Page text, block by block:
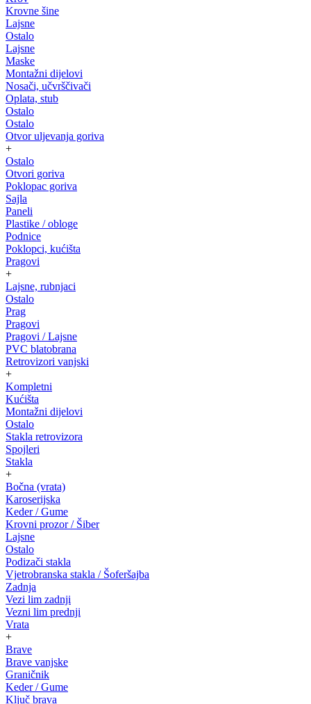
Krovne šine
Lajsne
Ostalo
Lajsne
Maske
Montažni dijelovi
Nosači, učvrščivači
Oplata, stub
Ostalo
Ostalo
Otvor uljevanja goriva
+
Ostalo
Otvori goriva
Poklopac goriva
Sajla
Paneli
Plastike / obloge
Podnice
Poklopci, kućišta
Pragovi
+
Lajsne, rubnjaci
Ostalo
Prag
Pragovi
Pragovi / Lajsne
PVC blatobrana
Retrovizori vanjski
+
Kompletni
Kućišta
Montažni dijelovi
Ostalo
Stakla retrovizora
Spojleri
Stakla
+
Bočna (vrata)
Karoserijska
Keder / Gume
Krovni prozor / Šiber
Lajsne
Ostalo
Podizači stakla
Vjetrobranska stakla / Šoferšajba
Zadnja
Vezi lim zadnji
Vezni lim prednji
Vrata
+
Brave
Brave vanjske
Graničnik
Keder / Gume
Ključ brava